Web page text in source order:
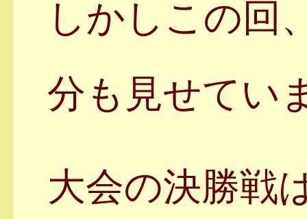
しかしこの回
分も見せてい
大会の決勝戦